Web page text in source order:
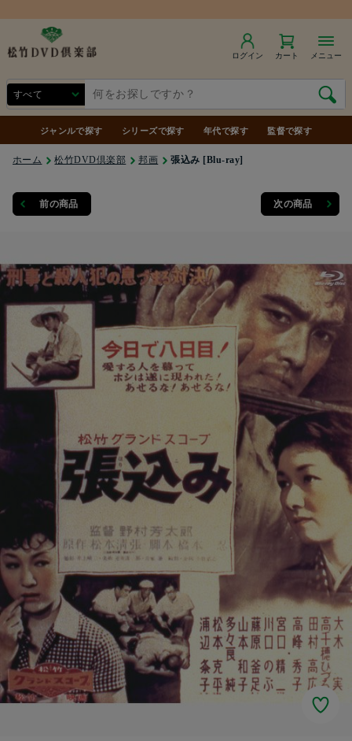
ログイン カート メニュー
ジャンルで探す シリーズで探す 年代で探す 監督で探す
ホーム 松竹DVD倶楽部 邦画 張込み [Blu-ray]
前の商品 次の商品